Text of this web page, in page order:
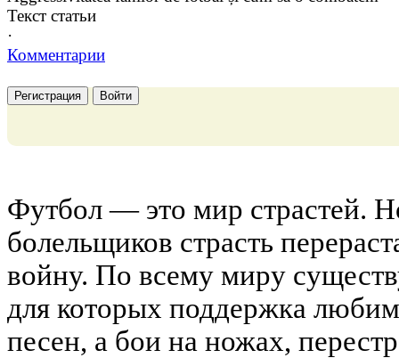
Текст статьи
·
Комментарии
Регистрация Войти
Футбол — это мир страстей.
болельщиков страсть
войну. По всему миру
для которых поддержка
песен, а бои на ножах,